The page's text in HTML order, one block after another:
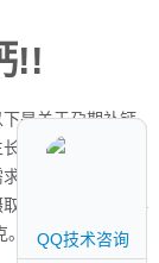
!!
是关于孕期补钙
对钙的需求量显
，同时避免母体
800毫克钙质。孕
QQ技术咨询
QQ技术咨询